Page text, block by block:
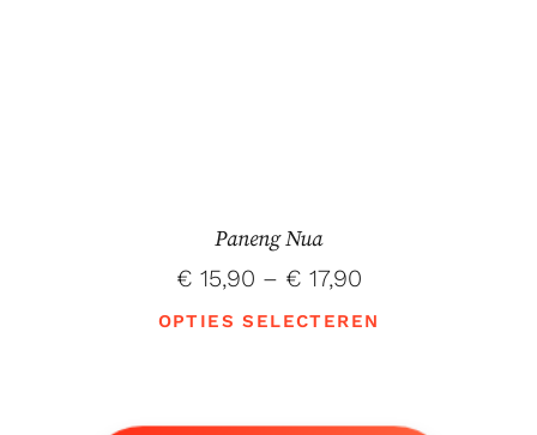
Paneng Nua
€ 15,90 – € 17,90
OPTIES SELECTEREN